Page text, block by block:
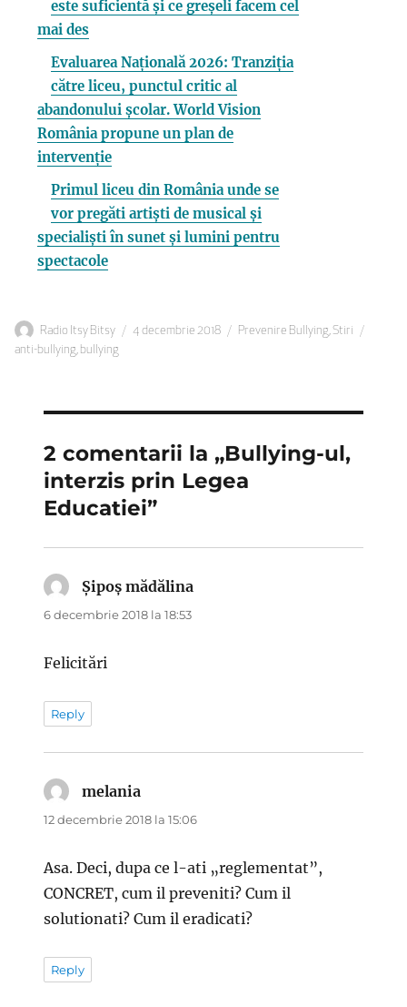
este suficientă și ce greșeli facem cel
mai des
Evaluarea Națională 2026: Tranziția
către liceu, punctul critic al
abandonului școlar. World Vision
România propune un plan de
intervenție
Primul liceu din România unde se
vor pregăti artiști de musical și
specialiști în sunet și lumini pentru
spectacole
Autor
Radio Itsy Bitsy
Publicat
4 decembrie 2018 Categorii
Prevenire Bullying,Stiri
anti-bullying, bullying
2 comentarii la „Bullying-ul,
interzis prin Legea
Educatiei”
Șipoș mădălinaspune:
6 decembrie 2018 la 18:53
Felicitări
Reply
melaniaspune:
12 decembrie 2018 la 15:06
Asa. Deci, dupa ce l-ati „reglementat”,
CONCRET, cum il preveniti? Cum il
solutionati? Cum il eradicati?
Reply